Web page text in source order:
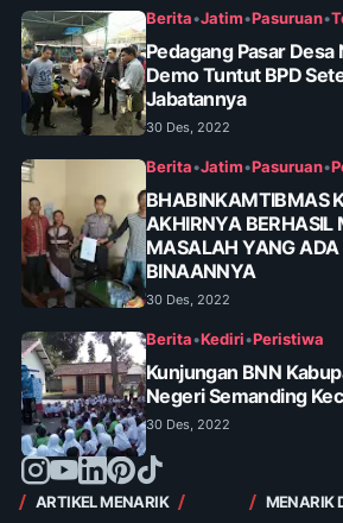
Berita•Jatim•Pasuruan•
Pedagang Pasar Desa
Demo Tuntut BPD
Jabatannya
30 Des, 2022
Berita•Jatim•Pasuruan•
BHABINKAMTIBMAS
AKHIRNYA BERHASIL
MASALAH YANG
BINAANNYA
30 Des, 2022
Berita•Kediri•Peristiwa
Kunjungan BNN
Negeri Semanding
30 Des, 2022
ARTIKEL MENARIK MENARIK